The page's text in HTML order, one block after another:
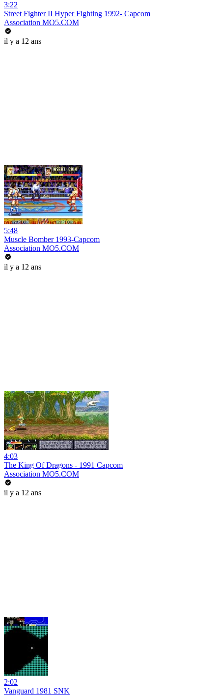
3:22
Street Fighter II Hyper Fighting 1992- Capcom
Association MO5.COM
il y a 12 ans
5:48
Muscle Bomber 1993-Capcom
Association MO5.COM
il y a 12 ans
4:03
The King Of Dragons - 1991 Capcom
Association MO5.COM
il y a 12 ans
2:02
Vanguard 1981 SNK